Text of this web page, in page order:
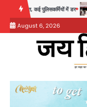
content
पुलिसकर्मियों में डर Noida
August 6, 2026